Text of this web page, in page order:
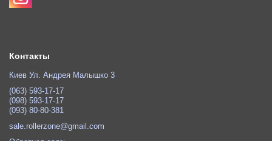
Контакты
Киев Ул. Андрея Малышко 3
(063) 593-17-17
(098) 593-17-17
(093) 80-80-381
sale.rollerzone@gmail.com